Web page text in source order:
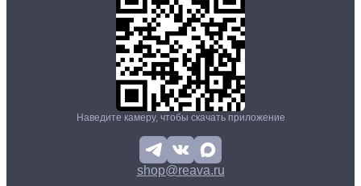
Наведите камеру, чтобы скачать приложение
shop@reava.ru